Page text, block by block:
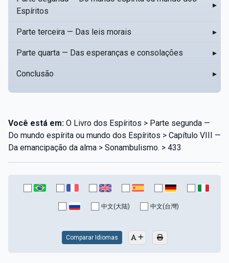
Espíritos
▸
Parte terceira — Das leis morais ▸
Parte quarta — Das esperanças e consolações ▸
Conclusão ▸
Você está em: O Livro dos Espíritos > Parte segunda —
Do mundo espírita ou mundo dos Espíritos > Capítulo VIII —
Da emancipação da alma > Sonambulismo. > 433
中文(大陆) 中文(台灣)
Comparar Idiomas